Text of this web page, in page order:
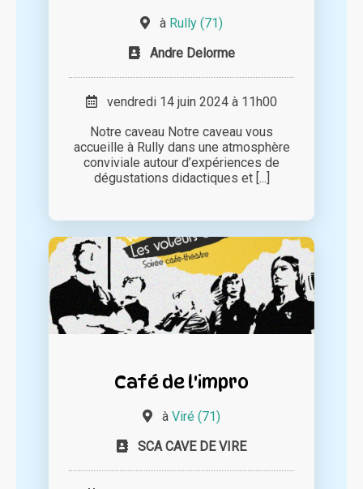
à Rully (71)
Andre Delorme
vendredi 14 juin 2024 à 11h00
Notre caveau Notre caveau vous
accueille à Rully dans une atmosphère
conviviale autour d’expériences de
dégustations didactiques et [...]
Café de l'impro
à Viré (71)
SCA CAVE DE VIRE